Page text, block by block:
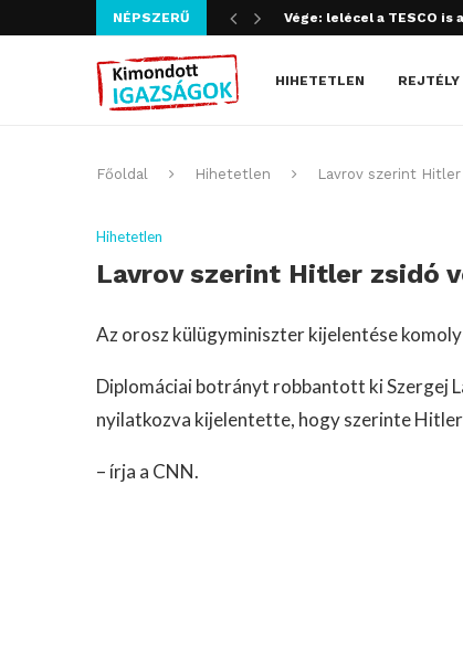
NÉPSZERŰ Vége: lelécel a TESCO is
HIHETETLEN
REJTÉLY
Főoldal Hihetetlen Lavrov szerint
Hihetetlen
Lavrov szerint Hitler zsidó
Az orosz külügyminiszter kijelentése
Diplomáciai botrányt robbantott ki Szergej
nyilatkozva kijelentette, hogy szerinte
– írja a CNN.